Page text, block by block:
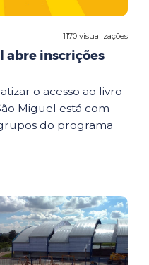
1170 visualizações
abre inscrições
o acesso ao livro
Miguel está com
do programa